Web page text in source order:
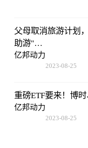
父母取消旅游计划
助游"…
亿邦动力
2023-08-25
重磅ETF要来！博
亿邦动力
2023-08-25